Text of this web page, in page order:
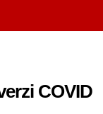
COVID